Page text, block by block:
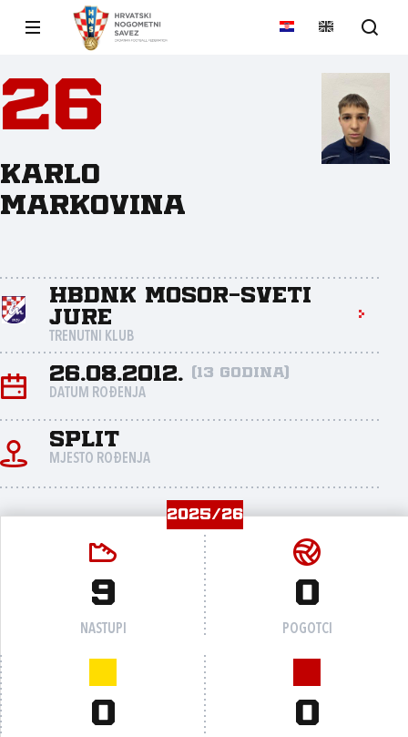
26
Karlo
Markovina
HBDNK Mosor-Sveti
Jure
TRENUTNI KLUB
26.08.2012. (13 godina)
DATUM ROĐENJA
Split
MJESTO ROĐENJA
2025/26
9
NASTUPI
0
POGOTCI
0 0